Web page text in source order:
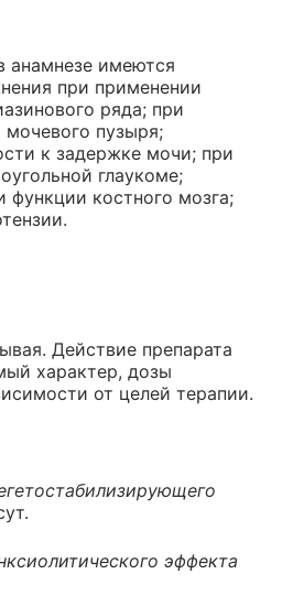
анамнезе имеются
при применении
ряда; при
пузыря;
к задержке мочи; при
глаукоме;
функции костного мозга;
Действие препарата
характер, дозы
от целей терапии.
эффекта